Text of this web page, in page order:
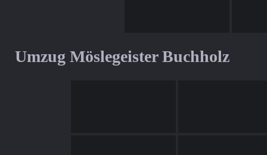
Umzug Möslegeister Buchholz